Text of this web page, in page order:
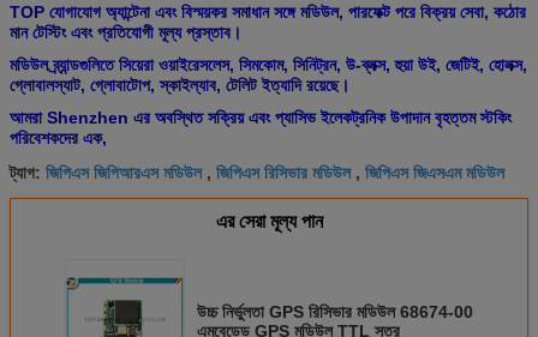
TOP যোগাযোগ অ্যান্টেনা এবং বিস্ময়কর সমাধান সঙ্গে মডিউল, পারফেক্ট পরে বিক্রয় সেবা, কঠোর
মান টেস্টিং এবং প্রতিযোগী মূল্য প্রস্তাব।
মডিউল ব্র্যান্ডগুলিতে সিয়েরা ওয়াইরেসলেস, সিমকোম, সিনিট্রন, উ-ব্লক্স, হুয়া উই, জেটিই, হোলক্স,
গ্লোবালস্যাট, গ্লোবাটোপ, স্কাইল্যাব, টেলিট ইত্যাদি রয়েছে।
আমরা Shenzhen এর অবস্থিত সক্রিয় এবং প্যাসিভ ইলেকট্রনিক উপাদান বৃহত্তম স্টকিং
পরিবেশকদের এক,
ট্যাগ: জিপিএস জিপিআরএস মডিউল, জিপিএস রিসিভার মডিউল, জিপিএস জিএসএম মডিউল
এর সেরা মূল্য পান
উচ্চ নির্ভুলতা GPS রিসিভার মডিউল 68674-00
এমবেডেড GPS মডিউল TTL স্তর